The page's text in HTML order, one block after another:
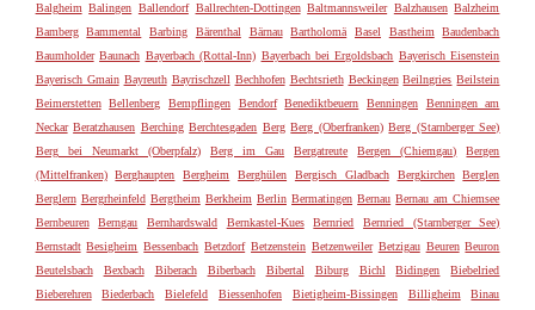
Balgheim Balingen Ballendorf Ballrechten-Dottingen Baltmannsweiler Balzhausen Balzheim
Bamberg
Bammental Barbing Bärenthal Bärnau Bartholomä Basel Bastheim
Baudenbach
Baumholder Baunach Bayerbach (Rottal-Inn) Bayerbach bei Ergoldsbach Bayerisch Eisenstein
Bayerisch Gmain Bayreuth Bayrischzell Bechhofen Bechtsrieth Beckingen Beilngries Beilstein
Beimerstetten
Bellenberg Bempflingen Bendorf Benediktbeuern Benningen
Benningen am
Neckar Beratzhausen Berching Berchtesgaden Berg Berg (Oberfranken) Berg (Starnberger See)
Berg bei Neumarkt (Oberpfalz)
Berg im Gau Bergatreute Bergen (Chiemgau)
Bergen
(Mittelfranken)
Berghaupten Bergheim Berghülen Bergisch Gladbach Bergkirchen
Berglen
Berglern Bergrheinfeld Bergtheim Berkheim Berlin Bermatingen Bernau Bernau am Chiemsee
Bernbeuren
Berngau Bernhardswald Bernkastel-Kues Bernried
Bernried (Starnberger See)
Bernstadt Besigheim Bessenbach Betzdorf Betzenstein Betzenweiler Betzigau Beuren Beuron
Beutelsbach
Bexbach Biberach Biberbach Bibertal Biburg Bichl Bidingen
Biebelried
Bieberehren
Biederbach Bielefeld Biessenhofen Bietigheim-Bissingen Billigheim
Binau